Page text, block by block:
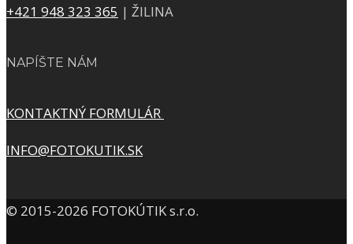
+421 948 323 365 | ŽILINA
NAPÍŠTE NÁM
KONTAKTNÝ FORMULÁR
INFO@FOTOKUTIK.SK
© 2015-2026 FOTOKÚTIK s.r.o.